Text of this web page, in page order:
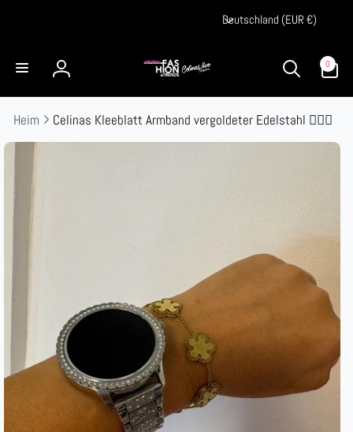
/
R
e
Deutschland (EUR €)
Einloggen
0
0
Artikel
Heim
Celinas Kleeblatt Armband vergoldeter Edelstahl ❤️‍🔥💋